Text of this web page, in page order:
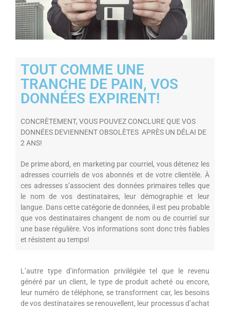
TOUT COMME UNE
TRANCHE DE PAIN, VOS
DONNÉES EXPIRENT!
CONCRÈTEMENT, VOUS POUVEZ CONCLURE QUE VOS
DONNÉES DEVIENNENT OBSOLÈTES APRÈS UN DÉLAI DE
2 ANS!
De prime abord, en marketing par courriel, vous détenez les
adresses courriels de vos abonnés et de votre clientèle. À
ces adresses s’associent des données primaires telles que
le nom de vos destinataires, leur démographie et leur
langue. Dans cette catégorie de données, il est peu probable
que vos destinataires changent de nom ou de courriel sur
une base régulière. Vos informations sont donc très fiables
et résistent au temps!
L’autre type d’information privilégiée tel que le revenu
généré par un client, le type de produit acheté ou encore,
leur numéro de téléphone, se transforment car, les besoins
de vos destinataires se renouvellent, leur processus d’achat